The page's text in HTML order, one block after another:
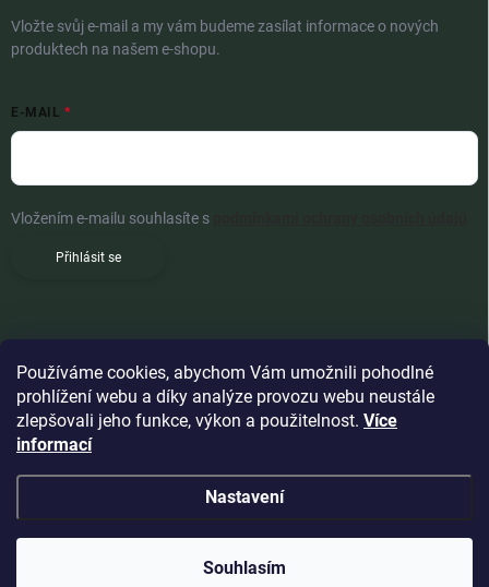
Používáme cookies, abychom Vám umožnili pohodlné
prohlížení webu a díky analýze provozu webu neustále
zlepšovali jeho funkce, výkon a použitelnost. Více
informací
Nastavení
Souhlasím
Vložte svůj e-mail a my vám budeme zasílat informace o nových
produktech na našem e-shopu.
E-MAIL
Vložením e-mailu souhlasíte s
Přihlásit se
Woldoshop s.r.o. . Všechna práva vyhrazena.